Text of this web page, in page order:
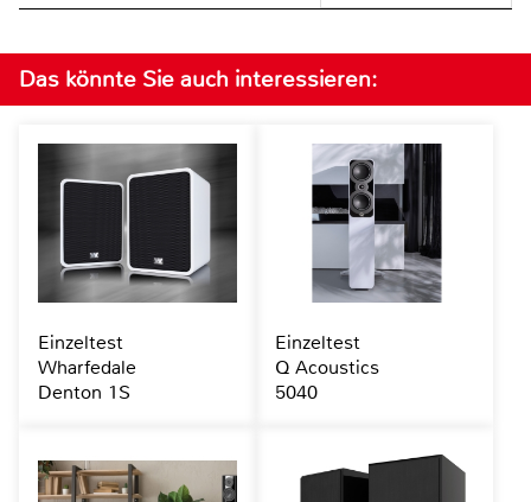
Das könnte Sie auch interessieren:
Einzeltest
Wharfedale
Denton 1S
Einzeltest
Q Acoustics
5040